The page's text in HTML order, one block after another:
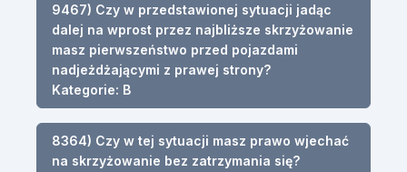
9467) Czy w przedstawionej sytuacji jadąc
dalej na wprost przez najbliższe skrzyżowanie
masz pierwszeństwo przed pojazdami
nadjeżdżającymi z prawej strony?
Kategorie: B
8364) Czy w tej sytuacji masz prawo wjechać
na skrzyżowanie bez zatrzymania się?